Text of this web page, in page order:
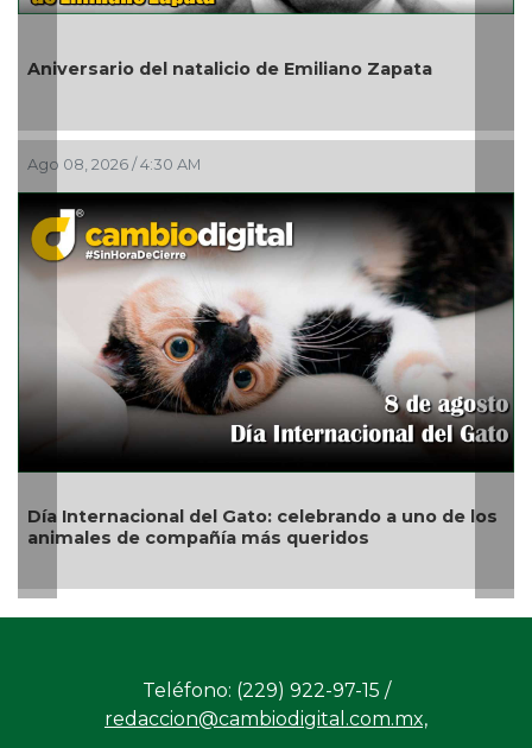
Aniversario del natalicio de Emiliano Zapata
Ago 08, 2026 / 4:30 AM
Día Internacional del Gato: celebrando a uno de los
animales de compañía más queridos
Teléfono: (229) 922-97-15 /
redaccion@cambiodigital.com.mx,